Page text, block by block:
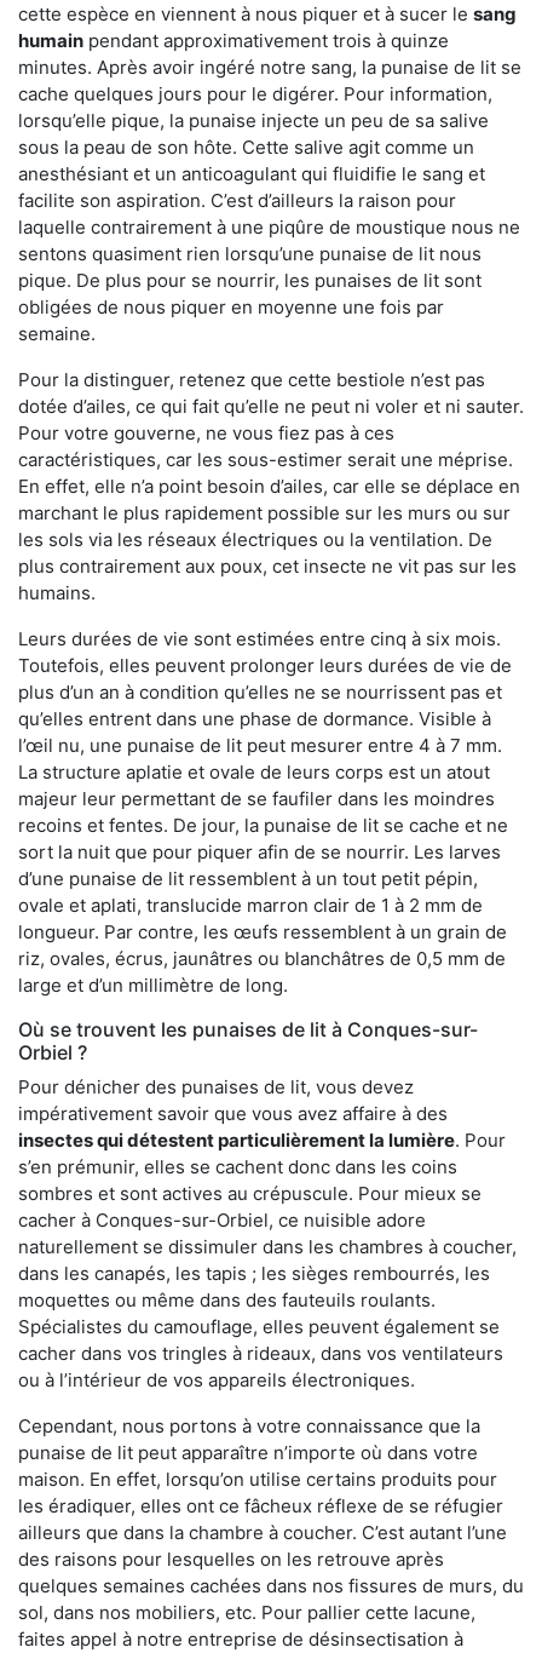
cette espèce en viennent à nous piquer et à sucer le sang
humain pendant approximativement trois à quinze
minutes. Après avoir ingéré notre sang, la punaise de lit se
cache quelques jours pour le digérer. Pour information,
lorsqu’elle pique, la punaise injecte un peu de sa salive
sous la peau de son hôte. Cette salive agit comme un
anesthésiant et un anticoagulant qui fluidifie le sang et
facilite son aspiration. C’est d’ailleurs la raison pour
laquelle contrairement à une piqûre de moustique nous ne
sentons quasiment rien lorsqu’une punaise de lit nous
pique. De plus pour se nourrir, les punaises de lit sont
obligées de nous piquer en moyenne une fois par
semaine.
Pour la distinguer, retenez que cette bestiole n’est pas
dotée d’ailes, ce qui fait qu’elle ne peut ni voler et ni sauter.
Pour votre gouverne, ne vous fiez pas à ces
caractéristiques, car les sous-estimer serait une méprise.
En effet, elle n’a point besoin d’ailes, car elle se déplace en
marchant le plus rapidement possible sur les murs ou sur
les sols via les réseaux électriques ou la ventilation. De
plus contrairement aux poux, cet insecte ne vit pas sur les
humains.
Leurs durées de vie sont estimées entre cinq à six mois.
Toutefois, elles peuvent prolonger leurs durées de vie de
plus d’un an à condition qu’elles ne se nourrissent pas et
qu’elles entrent dans une phase de dormance. Visible à
l’œil nu, une punaise de lit peut mesurer entre 4 à 7 mm.
La structure aplatie et ovale de leurs corps est un atout
majeur leur permettant de se faufiler dans les moindres
recoins et fentes. De jour, la punaise de lit se cache et ne
sort la nuit que pour piquer afin de se nourrir. Les larves
d’une punaise de lit ressemblent à un tout petit pépin,
ovale et aplati, translucide marron clair de 1 à 2 mm de
longueur. Par contre, les œufs ressemblent à un grain de
riz, ovales, écrus, jaunâtres ou blanchâtres de 0,5 mm de
large et d’un millimètre de long.
Où se trouvent les punaises de lit à Conques-sur-
Orbiel ?
Pour dénicher des punaises de lit, vous devez
impérativement savoir que vous avez affaire à des
insectes qui détestent particulièrement la lumière. Pour
s’en prémunir, elles se cachent donc dans les coins
sombres et sont actives au crépuscule. Pour mieux se
cacher à Conques-sur-Orbiel, ce nuisible adore
naturellement se dissimuler dans les chambres à coucher,
dans les canapés, les tapis ; les sièges rembourrés, les
moquettes ou même dans des fauteuils roulants.
Spécialistes du camouflage, elles peuvent également se
cacher dans vos tringles à rideaux, dans vos ventilateurs
ou à l’intérieur de vos appareils électroniques.
Cependant, nous portons à votre connaissance que la
punaise de lit peut apparaître n’importe où dans votre
maison. En effet, lorsqu’on utilise certains produits pour
les éradiquer, elles ont ce fâcheux réflexe de se réfugier
ailleurs que dans la chambre à coucher. C’est autant l’une
des raisons pour lesquelles on les retrouve après
quelques semaines cachées dans nos fissures de murs, du
sol, dans nos mobiliers, etc. Pour pallier cette lacune,
faites appel à notre entreprise de désinsectisation à